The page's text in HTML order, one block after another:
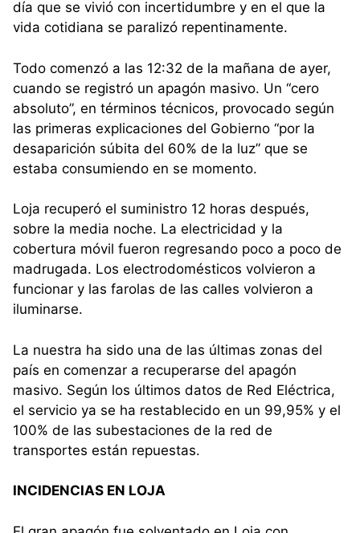
día que se vivió con incertidumbre y en el que la
vida cotidiana se paralizó repentinamente.
Todo comenzó a las 12:32 de la mañana de ayer,
cuando se registró un apagón masivo. Un “cero
absoluto”, en términos técnicos, provocado según
las primeras explicaciones del Gobierno “por la
desaparición súbita del 60% de la luz” que se
estaba consumiendo en se momento.
Loja recuperó el suministro 12 horas después,
sobre la media noche. La electricidad y la
cobertura móvil fueron regresando poco a poco de
madrugada. Los electrodomésticos volvieron a
funcionar y las farolas de las calles volvieron a
iluminarse.
La nuestra ha sido una de las últimas zonas del
país en comenzar a recuperarse del apagón
masivo. Según los últimos datos de Red Eléctrica,
el servicio ya se ha restablecido en un 99,95% y el
100% de las subestaciones de la red de
transportes están repuestas.
INCIDENCIAS EN LOJA